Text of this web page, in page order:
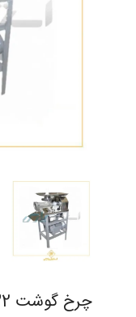
چرخ گوشت 32 تسمه ای مخزن ثابت